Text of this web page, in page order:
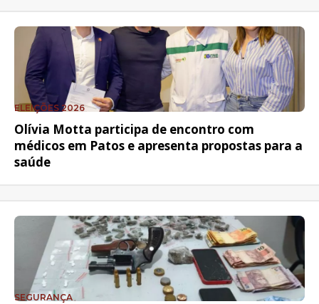
ELEIÇÕES 2026
Olívia Motta participa de encontro com
médicos em Patos e apresenta propostas para a
saúde
SEGURANÇA